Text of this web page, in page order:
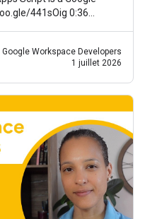
441sOig 0:36
Google Workspace Developers
1 juillet 2026